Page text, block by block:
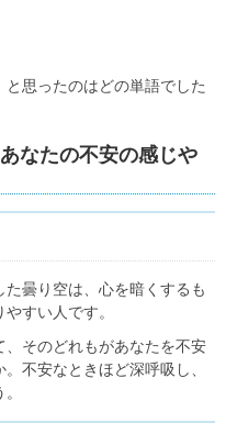
思ったのはどの単語でした
なたの不安の感じや
曇り空は、心を暗くするも
すい人です。
そのどれもがあなたを不安
不安なときほど深呼吸し、